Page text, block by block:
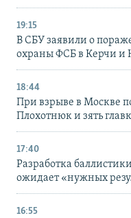
19:15
В СБУ заявили о
охраны ФСБ в Керчи и
18:44
При взрыве в Москве
Плохотнюк и зять
17:40
Разработка
ожидает «нужных
16:55